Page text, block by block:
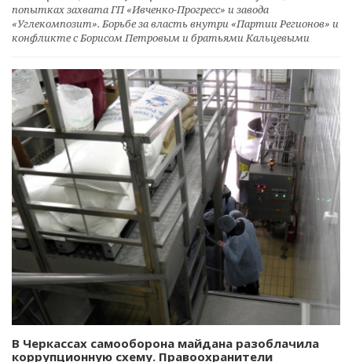
попытках захвата ГП «Ивченко-Прогресс» и завода
«Углекомпозит». Борьбе за власть внутри «Партии Регионов» и
конфликте с Борисом Петровым и братьями Кальцевыми
В Черкассах самооборона майдана разоблачила
коррупционную схему. Правоохранители